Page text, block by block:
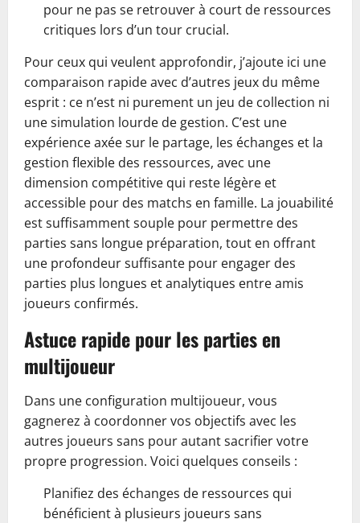
pour ne pas se retrouver à court de ressources
critiques lors d’un tour crucial.
Pour ceux qui veulent approfondir, j’ajoute ici une
comparaison rapide avec d’autres jeux du même
esprit : ce n’est ni purement un jeu de collection ni
une simulation lourde de gestion. C’est une
expérience axée sur le partage, les échanges et la
gestion flexible des ressources, avec une
dimension compétitive qui reste légère et
accessible pour des matchs en famille. La jouabilité
est suffisamment souple pour permettre des
parties sans longue préparation, tout en offrant
une profondeur suffisante pour engager des
parties plus longues et analytiques entre amis
joueurs confirmés.
Astuce rapide pour les parties en
multijoueur
Dans une configuration multijoueur, vous
gagnerez à coordonner vos objectifs avec les
autres joueurs sans pour autant sacrifier votre
propre progression. Voici quelques conseils :
Planifiez des échanges de ressources qui
bénéficient à plusieurs joueurs sans